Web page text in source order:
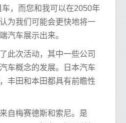
，而您和我可以在2050年
为我们可能会更快地将一
汽车展示出来。
此次活动，其中一些公司
车概念的发展。日本汽车
丰田和本田都具有前瞻性
自梅赛德斯和索尼。是